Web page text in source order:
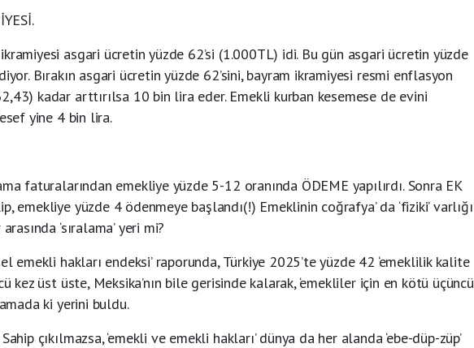
asgari ücretin yüzde 62’si (1.000TL) idi. Bu gün asgari ücretin yüzde
Bırakın asgari ücretin yüzde 62’sini, bayram ikramiyesi resmi enflasyon
kadar arttırılsa 10 bin lira eder. Emekli kurban kesemese de evini
yine 4 bin lira.
faturalarından emekliye yüzde 5-12 oranında ÖDEME yapılırdı. Sonra EK
emekliye yüzde 4 ödenmeye başlandı(!) Emeklinin coğrafya’ da ‘fiziki’ varlığı
‘sıralama’ yeri mi?
emekli hakları endeksi’ raporunda, Türkiye 2025’te yüzde 42 ‘emeklilik kalite
kez üst üste, Meksika’nın bile gerisinde kalarak, ‘emekliler için en kötü üçüncü
ki yerini buldu.
çıkılmazsa, ‘emekli ve emekli hakları’ dünya da her alanda ‘ebe-düp-züp’